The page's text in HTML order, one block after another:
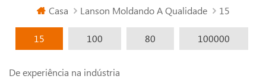
Casa Lanson Moldando A Qualidade 15
15 100 80 100000
De experiência na indústria